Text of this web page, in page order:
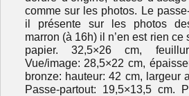
comme sur les photos. Le
il présente sur les photos
marron (à 16h) il n’en est rien ce
papier. 32,5×26 cm,
Vue/image: 28,5×22 cm,
bronze: hauteur: 42 cm, largeur
Passe-partout: 19,5×13,5 cm.